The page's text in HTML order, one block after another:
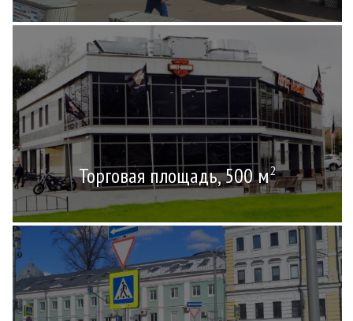
Торговая площадь, 500 м2